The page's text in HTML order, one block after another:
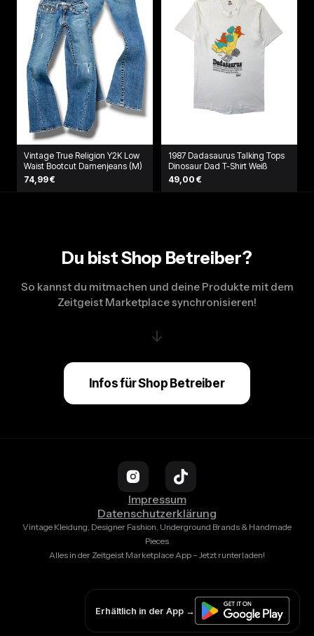
Vintage True Religion Y2K Low
Waist Bootcut Damenjeans (M)
74,99 €
1987 Dadasaurus Talking Tops
Dinosaur Dad T-Shirt Weiß
49,00 €
Du bist Shop Betreiber?
So kannst du mitmachen und deine Produkte mit dem
Zeitgeist Marketplace synchronisieren!
↓
Infos für Shop Betreiber
Impressum
Datenschutzerklärung
Vintage Kleidung, Designer Fashion, Underground Brands & Handmade
Pieces
Alles in der Zeitgeist Marketplace App – Jetzt runterladen!
Erhältlich in der App →